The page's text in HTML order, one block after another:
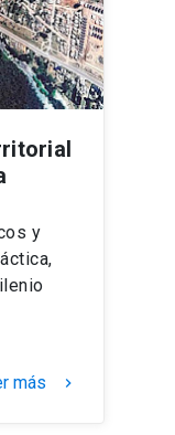
y
más keyboard_arrow_right